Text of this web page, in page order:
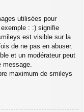
utilisées pour
: :) signifie
est visible sur la
de ne pas en abuser.
et un modérateur peut
message.
maximum de smileys